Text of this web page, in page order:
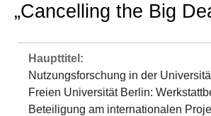
„Cancelling the Big
Haupttitel:
Nutzungsforschung in der
Freien Universität Berlin:
Beteiligung am internationalen